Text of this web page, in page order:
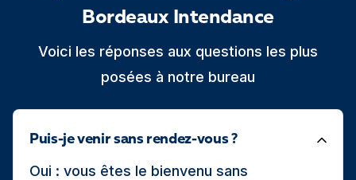
Bordeaux Intendance
Voici les réponses aux questions les plus
posées à notre bureau
Puis-je venir sans rendez-vous ?
Oui : vous êtes le bienvenu sans